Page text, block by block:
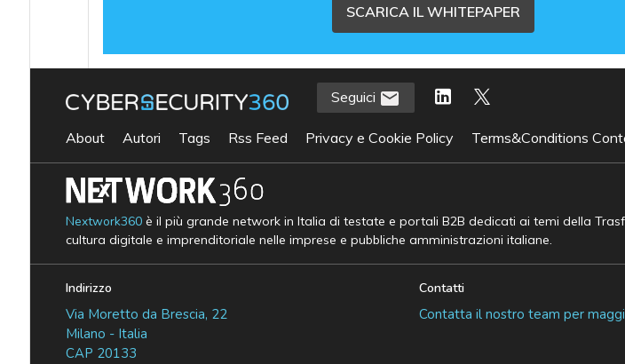
SCARICA IL WHITEPAPER
Seguici
About Autori Tags Rss Feed Privacy e Cookie Policy Terms&Conditions
Nextwork360è il più grande network in Italia di testate e portali B2B dedicati ai temi della
cultura digitale e imprenditoriale nelle imprese e pubbliche amministrazioni italiane.
Indirizzo
Via Moretto da Brescia, 22
Milano - Italia
CAP 20133
Contatti
Contatta il nostro team per